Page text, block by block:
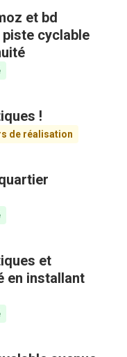
et bd
piste cyclable
!
de réalisation
et
en installant